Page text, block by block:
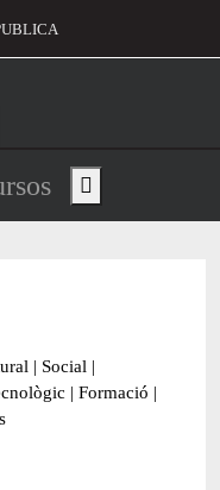
d'usuari
de
Show main menu
| Social |
| Formació |